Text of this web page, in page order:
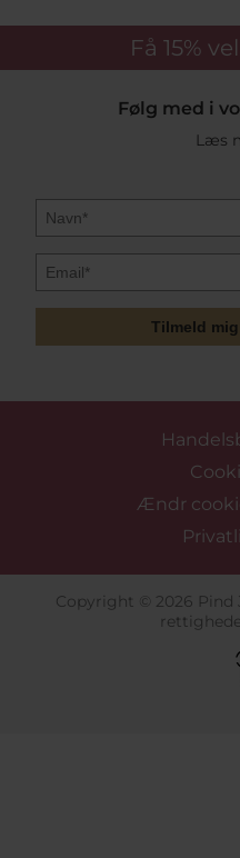
dine øreringe i dag og
levering og gratis fragt
øreringe hos Pind J.
Få 15%
Følg med i
Læs
Tilmeld
Ændr
Copyright © 2026 Pind